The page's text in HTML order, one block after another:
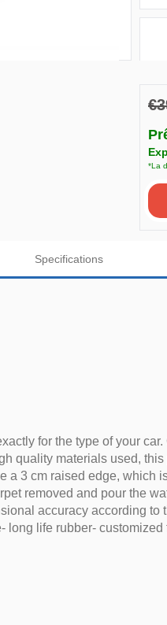
*La
Specifications
for the type of your
quality materials used,
3 cm raised edge, which
removed and pour the
accuracy according
life rubber- customized